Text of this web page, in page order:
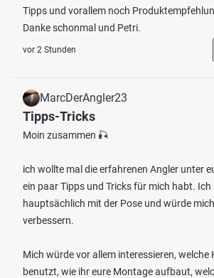
Tipps und vorallem noch
Danke schonmal und Petri.
vor 2 Stunden
MarcDerAngler23
Tipps-Tricks
Moin zusammen 🎣
ich wollte mal die erfahrenen Angler unter
ein paar Tipps und Tricks für mich habt. Ich
hauptsächlich mit der Pose und würde
verbessern.
Mich würde vor allem interessieren, welche
benutzt, wie ihr eure Montage aufbaut,